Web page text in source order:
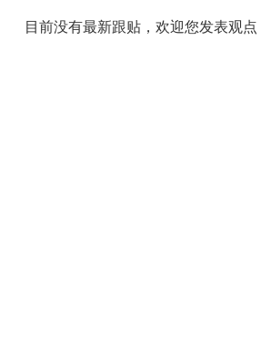
目前没有最新跟贴，欢迎您发表观点